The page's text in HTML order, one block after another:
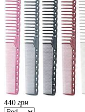
440 грн